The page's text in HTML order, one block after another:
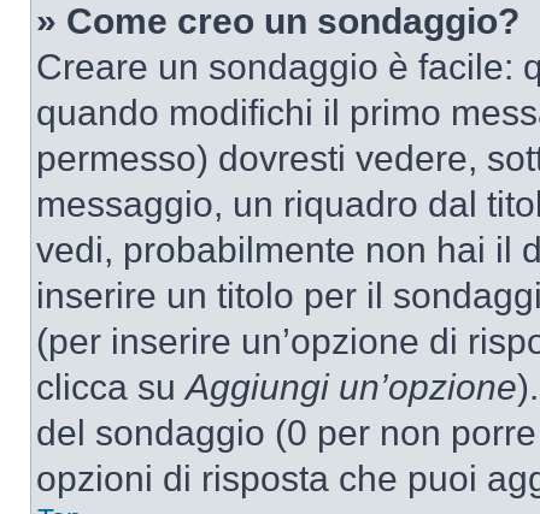
» Come creo un sondaggio?
Creare un sondaggio è facile:
quando modifichi il primo
permesso) dovresti vedere,
messaggio, un riquadro dal
vedi, probabilmente non hai il
inserire un titolo per il
(per inserire un’opzione di
clicca suAggiungi un’opzione
del sondaggio (0 per non
opzioni di risposta che puoi